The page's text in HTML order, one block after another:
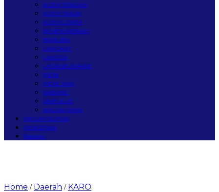
ACEH TENGAH
ACEH TIMUR
ACEH UTARA
BENER MERIAH
BIREUEN
LANGKAT
LANGSA
LHOKSEUMAWE
PIDIE
PIDIE JAYA
SABANG
SIMEULUE
NAGAN RAYA
MEGAPOLITAN
PERISTIWA
Redaksi
Home / Daerah / KARO